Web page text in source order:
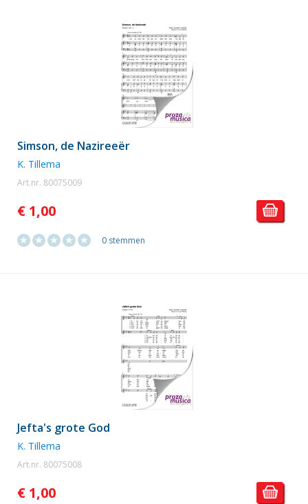
Simson, de Nazireeër
K. Tillema
Art.nr. 80075009
€ 1,00
0 stemmen
Jefta's grote God
K. Tillema
Art.nr. 80075008
€ 1,00